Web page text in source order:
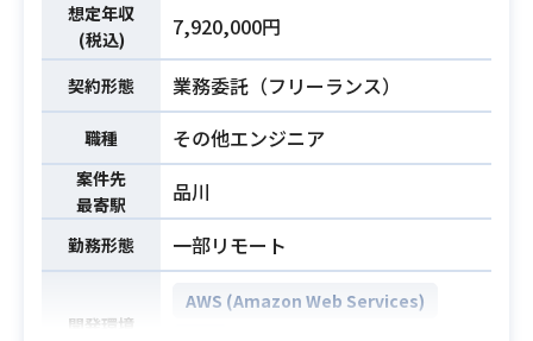
想定年収
(税込)
7,920,000円
契約形態 業務委託（フリーランス）
職種 その他エンジニア
案件先
最寄駅
品川
勤務形態 一部リモート
開発環境
AWS (Amazon Web Services)